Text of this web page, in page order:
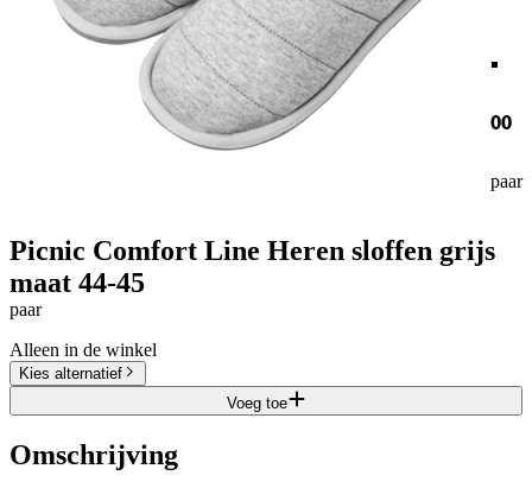
.
00
paar
Picnic Comfort Line Heren sloffen grijs
maat 44-45
paar
Alleen in de winkel
Kies alternatief
Voeg toe
Omschrijving